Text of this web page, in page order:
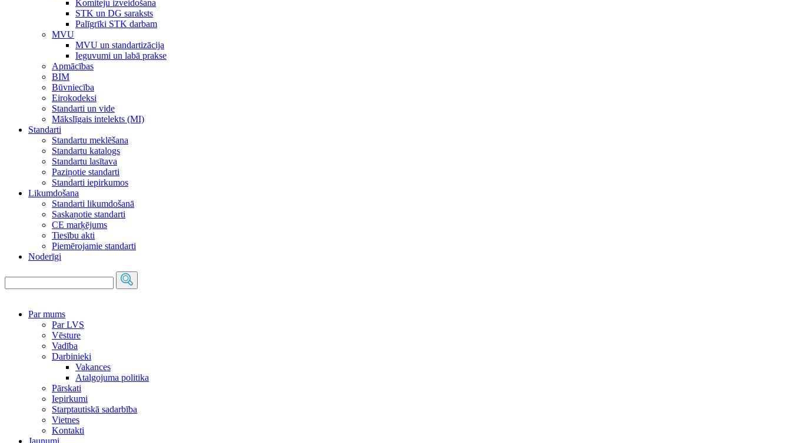
Komiteju izveidošana
STK un DG saraksts
Palīgrīki STK darbam
MVU
MVU un standartizācija
Ieguvumi un labā prakse
Apmācības
BIM
Būvniecība
Eirokodeksi
Standarti un vide
Mākslīgais intelekts (MI)
Standarti
Standartu meklēšana
Standartu katalogs
Standartu lasītava
Paziņotie standarti
Standarti iepirkumos
Likumdošana
Standarti likumdošanā
Saskaņotie standarti
CE marķējums
Tiesību akti
Piemērojamie standarti
Noderīgi
Par mums
Par LVS
Vēsture
Vadība
Darbinieki
Vakances
Atalgojuma politika
Pārskati
Iepirkumi
Starptautiskā sadarbība
Vietnes
Kontakti
Jaunumi